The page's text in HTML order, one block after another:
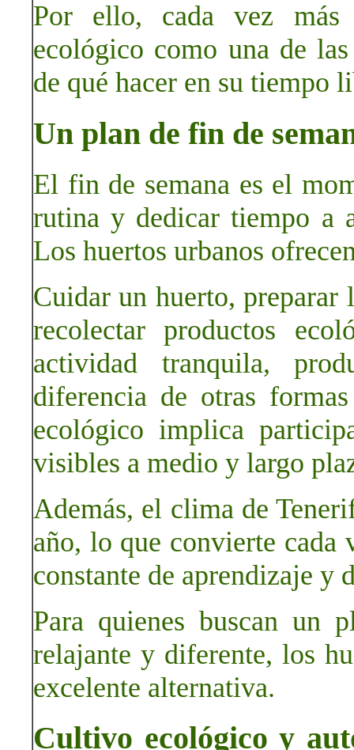
Por ello, cada vez más
ecológico como una de
de qué hacer en su tiempo
Un plan de fin de
El fin de semana es el
rutina y dedicar tiempo a
Los huertos urbanos
Cuidar un huerto, preparar
recolectar productos
actividad tranquila,
diferencia de otras
ecológico implica
visibles a medio y largo
Además, el clima de
año, lo que convierte cada
constante de aprendizaje y
Para quienes buscan un
relajante y diferente, los
excelente alternativa.
Cultivo ecológico y